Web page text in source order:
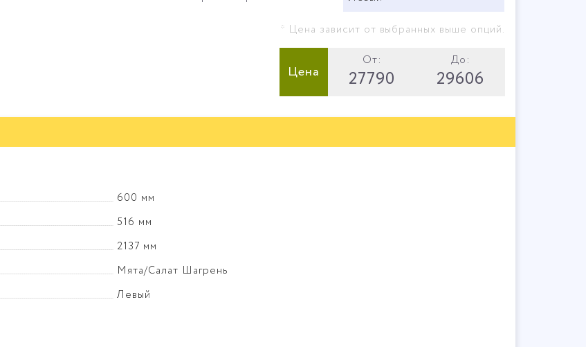
* Цена зависит от выбранных выше опций.
Цена
От:
27790
До:
29606
600 мм
516 мм
2137 мм
Мята/Салат Шагрень
Левый